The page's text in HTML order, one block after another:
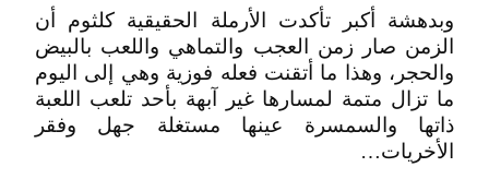
وبدهشة أكبر تأكدت الأرملة الحقيقية كلثوم أن
الزمن صار زمن العجب والتماهي واللعب بالبيض
والحجر، وهذا ما أتقنت فعله فوزية وهي إلى اليوم
ما تزال متمة لمسارها غير آبهة بأحد تلعب اللعبة
ذاتها والسمسرة عينها مستغلة جهل وفقر
الأخريات…